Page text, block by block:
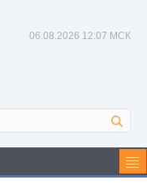
06.08.2026 12:07 МСК